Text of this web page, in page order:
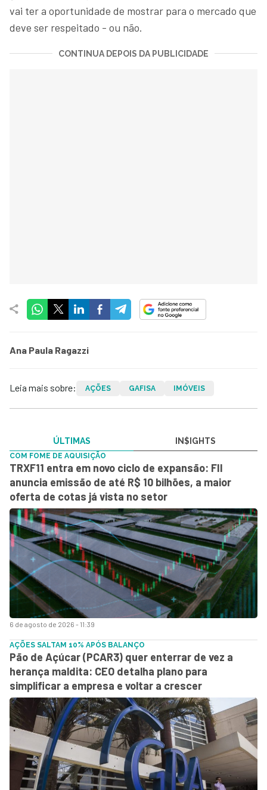
vai ter a oportunidade de mostrar para o mercado que
deve ser respeitado - ou não.
CONTINUA DEPOIS DA PUBLICIDADE
Ana Paula Ragazzi
Leia mais sobre: AÇÕES GAFISA IMÓVEIS
ÚLTIMAS IN$IGHTS
6 de agosto de 2026 - 11:39
COM FOME DE AQUISIÇÃO
TRXF11 entra em novo ciclo de expansão: FII
anuncia emissão de até R$ 10 bilhões, a maior
oferta de cotas já vista no setor
AÇÕES SALTAM 10% APÓS BALANÇO
Pão de Açúcar (PCAR3) quer enterrar de vez a
herança maldita: CEO detalha plano para
simplificar a empresa e voltar a crescer